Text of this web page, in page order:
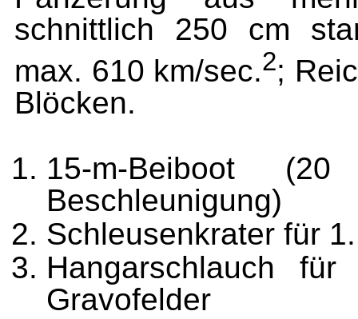
schnittlich 250 cm
max. 610 km/sec.2;
Blöcken.
15-m-Beiboot
Beschleunigung)
Schleusenkrater für 1.
Hangarschlauch
Gravofelder